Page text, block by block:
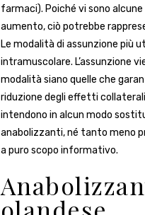
farmaci). Poiché vi sono
aumento, ciò potrebbe
Le modalità di assunzione più
intramuscolare. L’assunzione
modalità siano quelle che
riduzione degli effetti
intendono in alcun modo
anabolizzanti, né tanto meno
a puro scopo informativo.